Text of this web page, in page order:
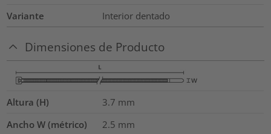
Variante
Interior dentado
Dimensiones de Producto
Altura (H) 3.7 mm
Ancho W (métrico)
2.5 mm